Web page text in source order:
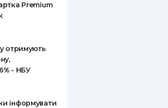
Premium
отримують
- НБУ
інформувати